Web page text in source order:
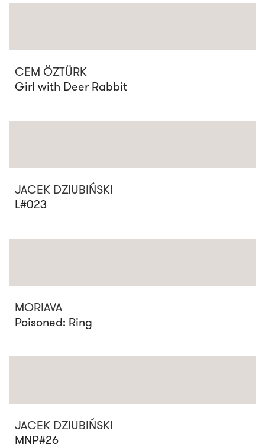
CEM ÖZTÜRK
Girl with Deer Rabbit
JACEK DZIUBIŃSKI
L#023
MORIAVA
Poisoned: Ring
JACEK DZIUBIŃSKI
MNP#26